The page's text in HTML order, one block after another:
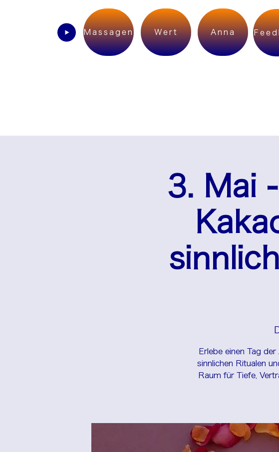
Massagen Wert Anna
3. Mai
Erlebe einen Tag
sinnlichen Ritualen
Raum für Tiefe,